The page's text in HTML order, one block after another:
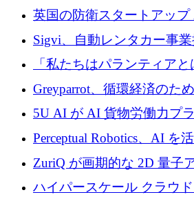
ジング プラットフォームを
リーズ B で 2,000 万ドルを
英国の防衛スタートアップ
攻撃に対抗する仮想戦場を
を調達
Sigvi、自動レンタカー事
ユーロを調達
「私たちはパランティア
会社です」とフランス人の
者は言う
Greyparrot、循環経済のた
テリジェンスを拡張するた
2,700 万ドルを確保
5U AI が AI 貨物労働力プ
に 320 万ドルのプレシード
Perceptual Robotics、AI を
規模拡大に向けて 400 万
ZuriQ が画期的な 2D 量子
張するために 2,550 万ドル
ハイパースケール クラウ